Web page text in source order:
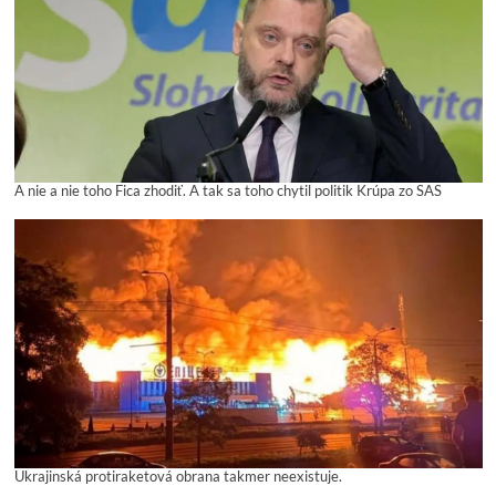
A nie a nie toho Fica zhodiť. A tak sa toho chytil politik Krúpa zo SAS
Ukrajinská protiraketová obrana takmer neexistuje.